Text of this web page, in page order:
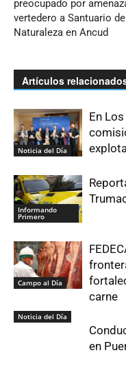
preocupado por
vertedero a Santuario
Naturaleza en Ancud
Artículos
Noticia del Día
En
Informando
Primero
Campo al Día
carne
Noticia del Día
en